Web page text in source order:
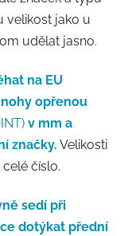
velikost jako u
udělat jasno.
na EU
opřenou
v mm a
značky. Velikosti
číslo.
sedí při
dotýkat přední